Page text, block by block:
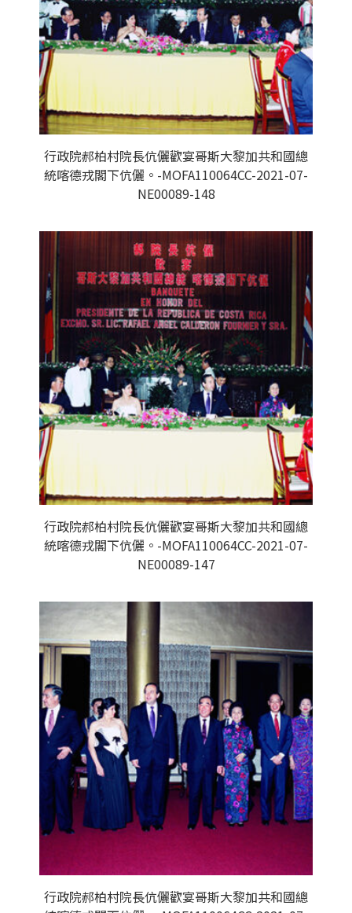
行政院郝柏村院長伉儷歡宴哥斯大黎加共和國總
統喀德戎閣下伉儷。-MOFA110064CC-2021-07-
NE00089-148
行政院郝柏村院長伉儷歡宴哥斯大黎加共和國總
統喀德戎閣下伉儷。-MOFA110064CC-2021-07-
NE00089-147
行政院郝柏村院長伉儷歡宴哥斯大黎加共和國總